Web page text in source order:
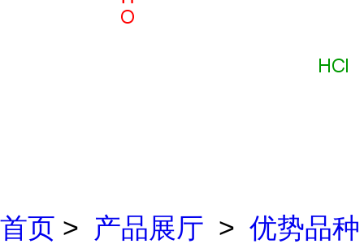
首页 > 产品展厅 > 优势品种